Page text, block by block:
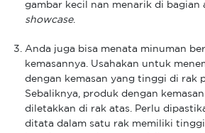
gambar kecil nan menarik di bagian
showcase.
Anda juga bisa menata minuman
kemasannya. Usahakan untuk
dengan kemasan yang tinggi di rak
Sebaliknya, produk dengan
diletakkan di rak atas. Perlu
ditata dalam satu rak memiliki tinggi